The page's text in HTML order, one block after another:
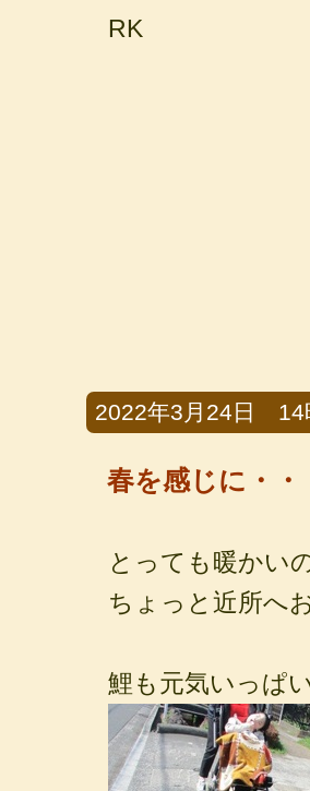
RK
2022年3月24日 14
春を感じに・・
とっても暖かい
ちょっと近所へ
鯉も元気いっぱ